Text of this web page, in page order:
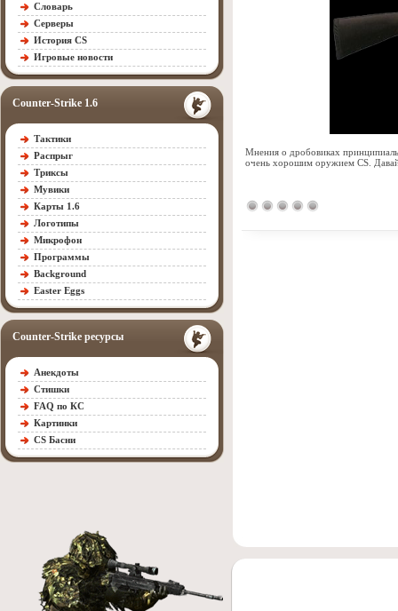
Словарь
Серверы
История CS
Игровые новости
Counter-Strike 1.6
Тактики
Распрыг
Триксы
Мувики
Карты 1.6
Логотипы
Микрофон
Программы
Background
Easter Eggs
Counter-Strike ресурсы
Анекдоты
Стишки
FAQ по КС
Картинки
CS Басни
Мнения о дробовиках
очень хорошим оружием CS.